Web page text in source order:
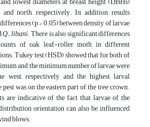
north, respectively. In addition, results
(p < 0.05) between density of larvae
Q. libani. There is also significant differences
of oak leaf-roller moth in different
Tukey test (HSD) showed that for both of
and the minimum number of larvae were
west, respectively and the highest larval
was on the eastern part of the tree crown.
are indicative of the fact that larvae of the
orientation can also be influenced
blows.